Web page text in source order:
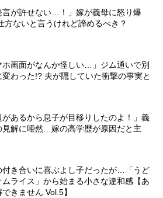
言が許せない…！」嫁が義母に怒り爆
方ないと言うけれど諦めるべき？
ホ画面がなんか怪しい…」ジム通いで別
変わった!? 夫が隠していた衝撃の事実と
があるから息子が目移りしたのよ！」義
見解に唖然…嫁の高学歴が原因だと主
付き合いに喜ぶよし子だったが…「うど
ムライス」から始まる小さな違和感【あ
きません Vol.5】